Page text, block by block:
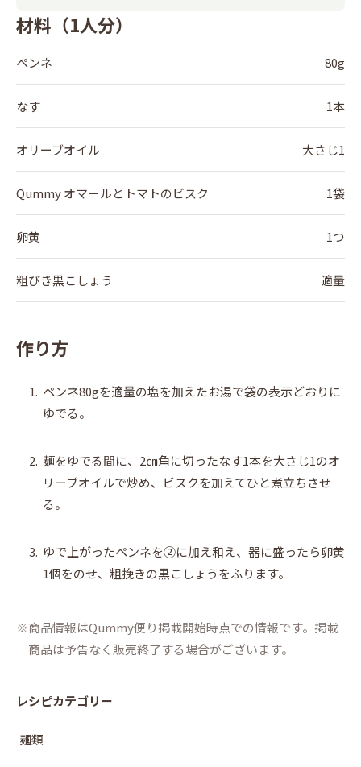
材料（1人分）
ペンネ 80g
なす 1本
オリーブオイル 大さじ1
Qummy オマールとトマトのビスク 1袋
卵黄 1つ
粗びき黒こしょう 適量
作り方
1. ペンネ80gを適量の塩を加えたお湯で袋の表示どおりに
ゆでる。
2. 麺をゆでる間に、2㎝角に切ったなす1本を大さじ1のオ
リーブオイルで炒め、ビスクを加えてひと煮立ちさせ
る。
3. ゆで上がったペンネを②に加え和え、器に盛ったら卵黄
1個をのせ、粗挽きの黒こしょうをふります。
商品情報はQummy便り掲載開始時点での情報です。掲載
商品は予告なく販売終了する場合がございます。
レシピカテゴリー
麺類